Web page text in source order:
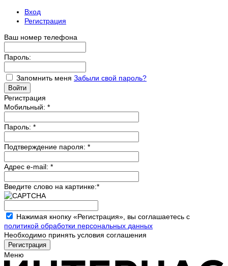
Вход
Регистрация
Ваш номер телефона
Пароль:
Запомнить меня Забыли свой пароль?
Регистрация
Мобильный: *
Пароль: *
Подтверждение пароля: *
Адрес e-mail: *
Введите слово на картинке:*
Нажимая кнопку «Регистрация», вы соглашаетесь с
политикой обработки персональных данных
Необходимо принять условия соглашения
Меню